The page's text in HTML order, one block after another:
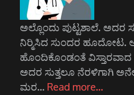
ಅಲ್ಲೊಂದು ಪುಟ್ಟಶಾಲೆ. ಅದರ
ನಿರ್‍ಮಿಸಿದ ಸುಂದರ ಹೂದೋಟ.
ಹೊಂದಿಕೊಂಡಂತೆ
ಅದರ ಸುತ್ತಲೂ ನೆರಳಿಗಾಗಿ
ಮರ… Read more…